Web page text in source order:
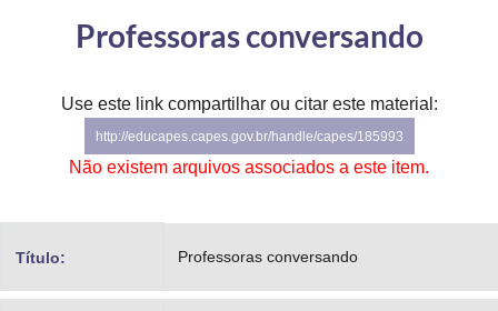
Controladoria-Geral da União
Advocacia-Geral da União
Professoras conversando
Use este link compartilhar ou citar este material:
http://educapes.capes.gov.br/handle/capes/185993
Não existem arquivos associados a este item.
Título: Professoras conversando